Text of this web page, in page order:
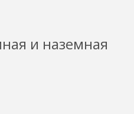
и наземная